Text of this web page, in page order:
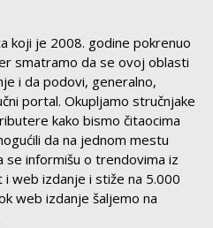
koji je 2008. godine pokrenuo
smatramo da se ovoj oblasti
i da podovi, generalno,
portal. Okupljamo stručnjake
kako bismo čitaocima
da na jednom mestu
se informišu o trendovima iz
web izdanje i stiže na 5.000
web izdanje šaljemo na